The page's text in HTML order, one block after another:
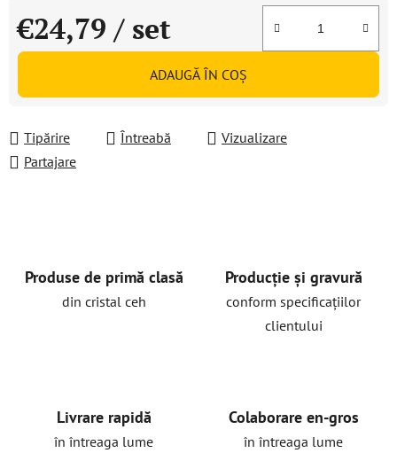
€24,79 / set
Evaluare preţ:
ADAUGĂ ÎN COŞ
Tipărire Întreabă
Vizualizare
Partajare
Produse de primă clasă
din cristal ceh
Producție și gravură
conform specificațiilor
clientului
Livrare rapidă
în întreaga lume
Colaborare en-gros
în întreaga lume